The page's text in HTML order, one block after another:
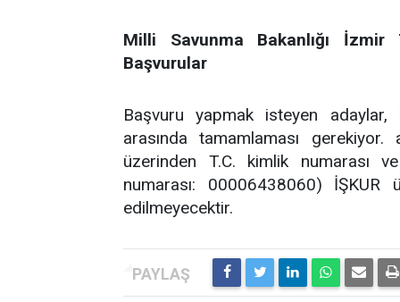
Milli Savunma Bakanlığı İzmir
Başvurular
Başvuru yapmak isteyen adaylar,
arasında tamamlaması
üzerinden T.C. kimlik numarası
numarası: 00006438060)
edilmeyecektir.